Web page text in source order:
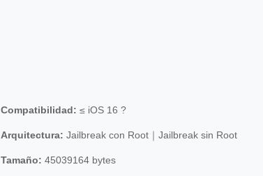
Compatibilidad: ≤ iOS 16 ?
Arquitectura: Jailbreak con Root｜Jailbreak sin Root
Tamaño: 45039164 bytes